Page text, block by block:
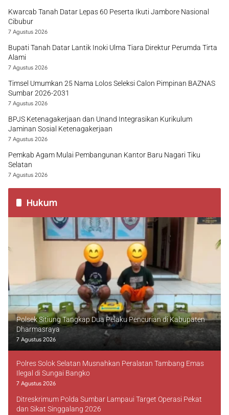
Kwarcab Tanah Datar Lepas 60 Peserta Ikuti Jambore Nasional
Cibubur
7 Agustus 2026
Bupati Tanah Datar Lantik Inoki Ulma Tiara Direktur Perumda Tirta
Alami
7 Agustus 2026
Timsel Umumkan 25 Nama Lolos Seleksi Calon Pimpinan BAZNAS
Sumbar 2026-2031
7 Agustus 2026
BPJS Ketenagakerjaan dan Unand Integrasikan Kurikulum
Jaminan Sosial Ketenagakerjaan
7 Agustus 2026
Pemkab Agam Mulai Pembangunan Kantor Baru Nagari Tiku
Selatan
7 Agustus 2026
Hukum
Polsek Sitiung Tangkap Dua Pelaku Pencurian di Kabupaten
Dharmasraya
7 Agustus 2026
Polres Solok Selatan Musnahkan Peralatan Tambang Emas
Ilegal di Sungai Bangko
7 Agustus 2026
Ditreskrimum Polda Sumbar Lampaui Target Operasi Pekat
dan Sikat Singgalang 2026